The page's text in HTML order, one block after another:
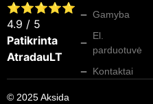
⭐⭐⭐⭐⭐
4.9 / 5
Patikrinta
AtradauLT
Gamyba
El.
parduotuvė
Kontaktai
© 2025 Aksida